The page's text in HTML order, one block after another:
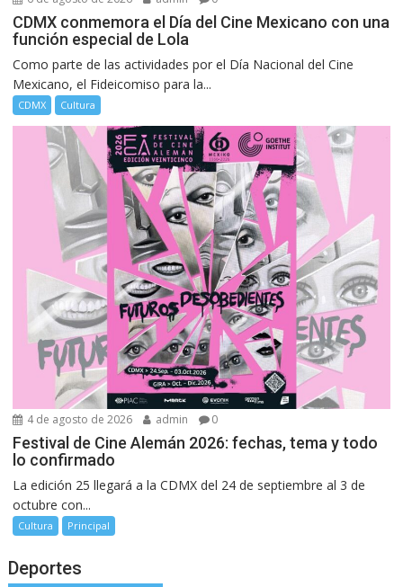
CDMX conmemora el Día del Cine Mexicano con una
función especial de Lola
Como parte de las actividades por el Día Nacional del Cine
Mexicano, el Fideicomiso para la...
CDMX Cultura
4 de agosto de 2026 admin 0
Festival de Cine Alemán 2026: fechas, tema y todo
lo confirmado
La edición 25 llegará a la CDMX del 24 de septiembre al 3 de
octubre con...
Cultura Principal
Deportes